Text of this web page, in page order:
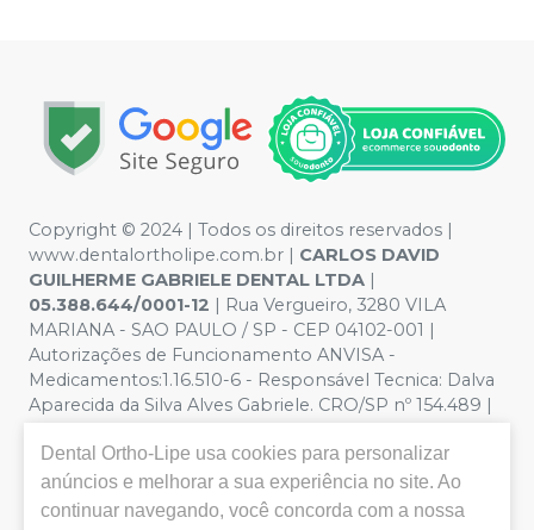
Copyright © 2024 | Todos os direitos reservados |
www.dentalortholipe.com.br | CARLOS DAVID
GUILHERME GABRIELE DENTAL LTDA |
05.388.644/0001-12 | Rua Vergueiro, 3280 VILA
MARIANA - SAO PAULO / SP - CEP 04102-001 |
Autorizações de Funcionamento ANVISA -
Medicamentos:1.16.510-6 - Responsável Tecnica: Dalva
Aparecida da Silva Alves Gabriele. CRO/SP nº 154.489 |
ilustrativas - Os preços e condições da loja virtual estão
sujeitos a alterações. Em caso de divergência de preços
no site, o valor válido é o do Carrinho de Compra. Não
Dental Ortho-Lipe usa cookies para personalizar
anúncios e melhorar a sua experiência no site. Ao
continuar navegando, você concorda com a nossa